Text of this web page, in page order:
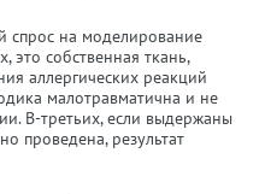
спрос на моделирование
собственная ткань,
аллергических реакций
малотравматична и не
В-третьих, если выдержаны
проведена, результат